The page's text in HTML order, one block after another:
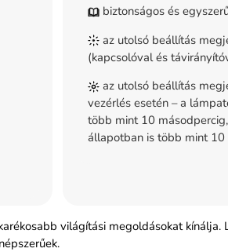
biztonságos és
az utolsó beállítás
(kapcsolóval és
az utolsó beállítás
vezérlés esetén – a
több mint 10
állapotban is több mint
világítási megoldásokat kínálja.